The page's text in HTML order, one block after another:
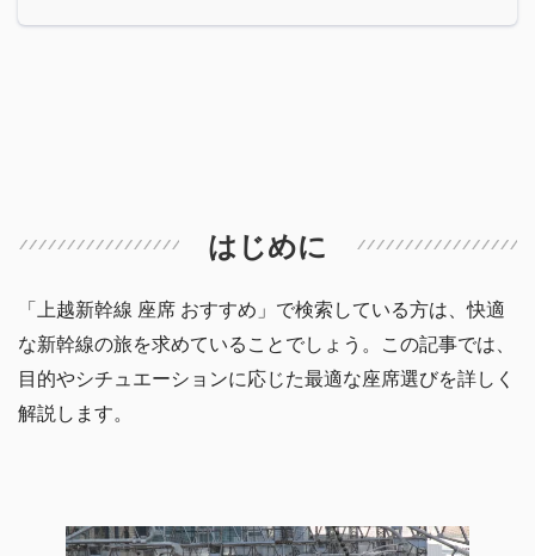
はじめに
「上越新幹線 座席 おすすめ」で検索している方は、快適
な新幹線の旅を求めていることでしょう。この記事では、
目的やシチュエーションに応じた最適な座席選びを詳しく
解説します。